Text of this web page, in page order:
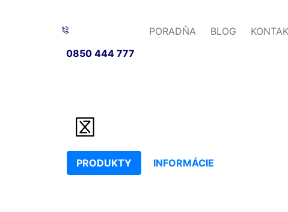
0850 444 777
PORADŇA BLOG
PRODUKTY INFORMÁCIE